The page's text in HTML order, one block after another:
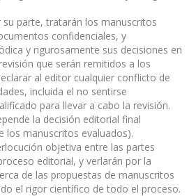
su parte, tratarán los manuscritos
confidenciales, y
y rigurosamente sus decisiones en
que serán remitidos a los
al editor cualquier conflicto de
incluida el no sentirse
para llevar a cabo la revisión.
la decisión editorial final
los manuscritos evaluados).
objetiva entre las partes
editorial, y verlarán por la
de las propuestas de manuscritos
el rigor científico de todo el proceso.